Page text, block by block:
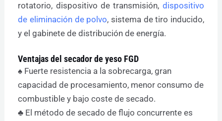
rotatorio, dispositivo de transmisión, dispositivo
de eliminación de polvo, sistema de tiro inducido,
y el gabinete de distribución de energía.
Ventajas del secador de yeso FGD
♠ Fuerte resistencia a la sobrecarga, gran
capacidad de procesamiento, menor consumo de
combustible y bajo coste de secado.
♣ El método de secado de flujo concurrente es